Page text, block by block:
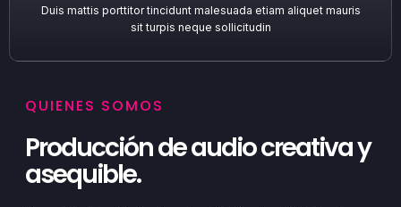
Duis mattis porttitor tincidunt malesuada etiam aliquet mauris
sit turpis neque sollicitudin
QUIENES SOMOS
Producción de audio creativa y
asequible.